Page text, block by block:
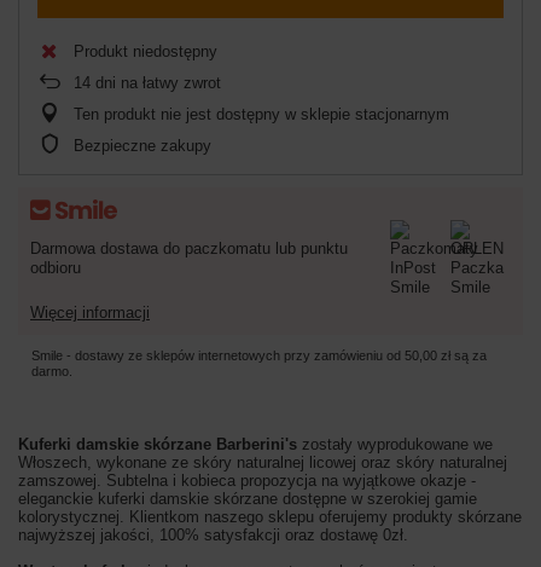
Produkt niedostępny
14 dni na łatwy zwrot
Ten produkt nie jest dostępny w sklepie stacjonarnym
Bezpieczne zakupy
Darmowa dostawa do paczkomatu lub punktu
odbioru
Więcej informacji
Smile - dostawy ze sklepów internetowych przy zamówieniu od 50,00 zł są za
darmo.
Kuferki damskie skórzane Barberini's zostały wyprodukowane we
Włoszech, wykonane ze skóry naturalnej licowej oraz skóry naturalnej
zamszowej. Subtelna i kobieca propozycja na wyjątkowe okazje -
eleganckie kuferki damskie skórzane dostępne w szerokiej gamie
kolorystycznej. Klientkom naszego sklepu oferujemy produkty skórzane
najwyższej jakości, 100% satysfakcji oraz dostawę 0zł.